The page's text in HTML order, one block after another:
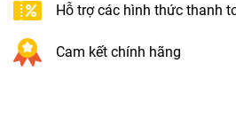
Hỗ trợ các hình thức thanh
Cam kết chính hãng